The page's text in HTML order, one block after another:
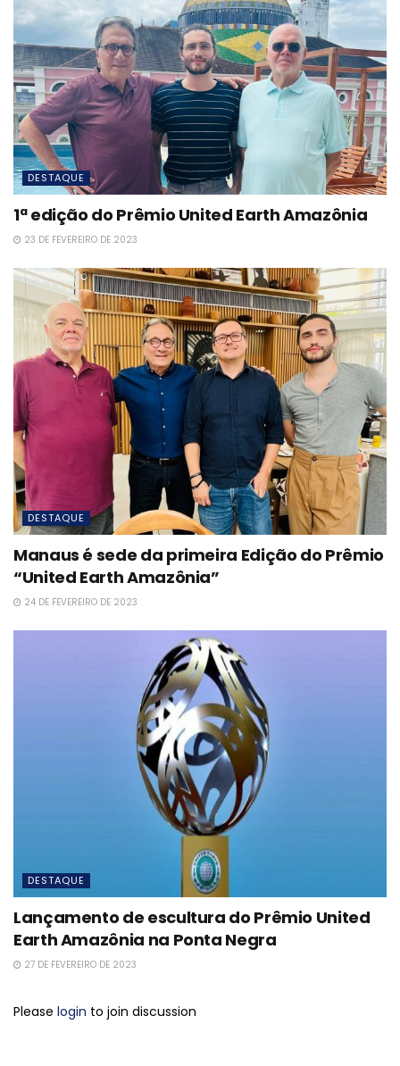
DESTAQUE
1ª edição do Prêmio United Earth Amazônia
23 DE FEVEREIRO DE 2023
DESTAQUE
Manaus é sede da primeira Edição do Prêmio
“United Earth Amazônia”
24 DE FEVEREIRO DE 2023
DESTAQUE
Lançamento de escultura do Prêmio United
Earth Amazônia na Ponta Negra
27 DE FEVEREIRO DE 2023
Please login to join discussion